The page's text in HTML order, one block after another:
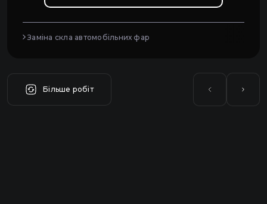
Заміна скла автомобільних фар
Більше робіт